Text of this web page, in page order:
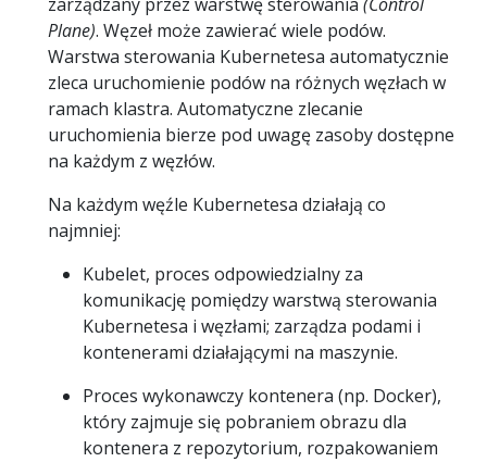
Plane). Węzeł może zawierać wiele podów.
Warstwa sterowania Kubernetesa automatycznie
zleca uruchomienie podów na różnych węzłach w
ramach klastra. Automatyczne zlecanie
uruchomienia bierze pod uwagę zasoby dostępne
na każdym z węzłów.
Na każdym węźle Kubernetesa działają co
najmniej:
Kubelet, proces odpowiedzialny za
komunikację pomiędzy warstwą sterowania
Kubernetesa i węzłami; zarządza podami i
kontenerami działającymi na maszynie.
Proces wykonawczy kontenera (np. Docker),
który zajmuje się pobraniem obrazu dla
kontenera z repozytorium, rozpakowaniem